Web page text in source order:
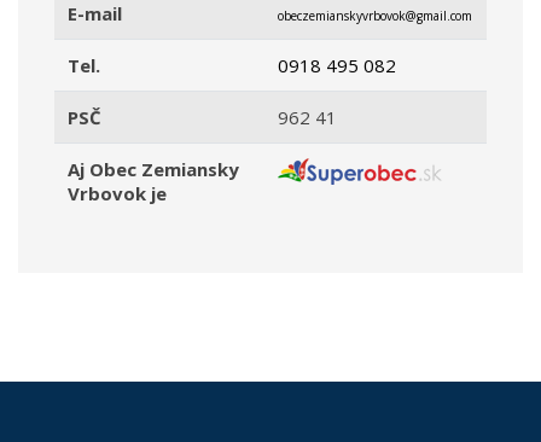
E-mail obeczemianskyvrbovok@gmail.com
Tel. 0918 495 082
PSČ 962 41
Aj Obec Zemiansky
Vrbovok je